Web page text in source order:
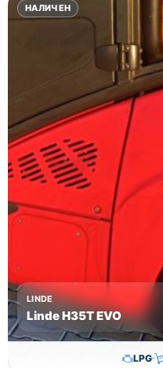
Височина Година
НАЛИЧЕН
LINDE
Linde H35T EVO
LPG